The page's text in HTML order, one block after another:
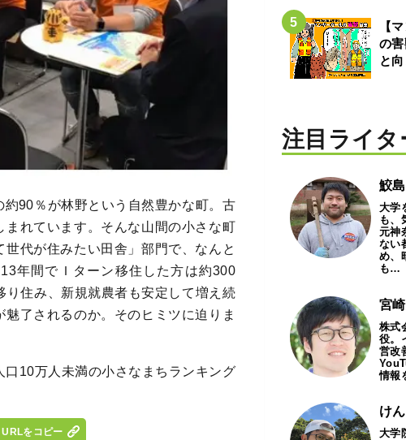
90％が林野という自然豊かな町。古
まれています。そんな山間の小さな町
代が住みたい田舎」部門で、なんと
年間でＩターン移住した方は約300
住み、新規就農者も安定して増え続
了されるのか。そのヒミツに迫りま
10万人未満の小さなまちランキング
URLをコピー
【
の
と
注目ライタ
鮫
大学
も、
元神
ない
め、
も…
宮
株式
役。
営改
情報
け
大学